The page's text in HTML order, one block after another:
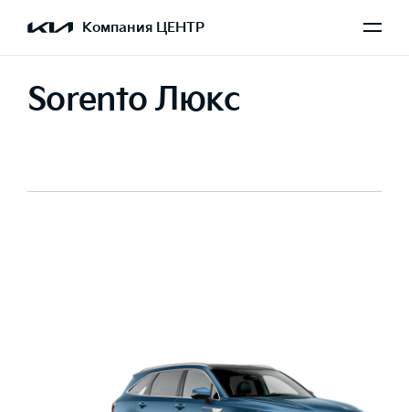
Компания ЦЕНТР
Sorento Люкс